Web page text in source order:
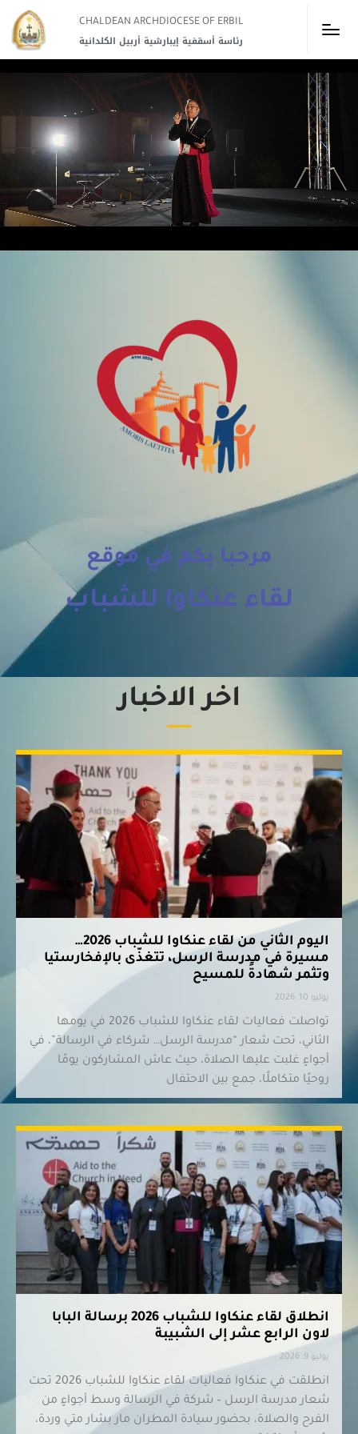
CHALDEAN ARCHDIOCESE OF ERBIL​
رئاسة أسقفية إيبارشية أربيل الكلدانية
مرحبا بكم في موقع
لقاء عنكاوا للشباب
اخر الاخبار
اليوم الثاني من لقاء عنكاوا للشباب 2026…
مسيرة في مدرسة الرسل، تتغذّى بالإفخارستيا
وتثمر شهادةً للمسيح
يوليو 10, 2026
تواصلت فعاليات لقاء عنكاوا للشباب 2026 في يومها
الثاني، تحت شعار “مدرسة الرسل… شركاء في الرسالة”، في
أجواءٍ غلبت عليها الصلاة، حيث عاش المشاركون يومًا
روحيًا متكاملًا، جمع بين الاحتفال
انطلاق لقاء عنكاوا للشباب 2026 برسالة البابا
لاون الرابع عشر إلى الشبيبة
يوليو 9, 2026
انطلقت في عنكاوا فعاليات لقاء عنكاوا للشباب 2026 تحت
شعار مدرسة الرسل – شركة في الرسالة وسط أجواءٍ من
الفرح والصلاة، بحضور سيادة المطران مار بشار متي وردة،